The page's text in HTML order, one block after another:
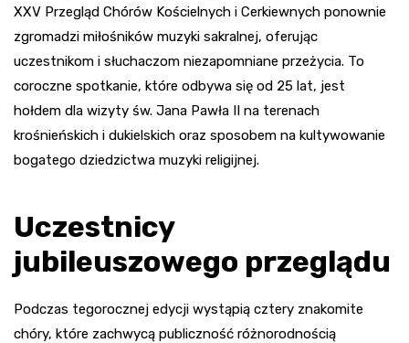
XXV Przegląd Chórów Kościelnych i Cerkiewnych ponownie
zgromadzi miłośników muzyki sakralnej, oferując
uczestnikom i słuchaczom niezapomniane przeżycia. To
coroczne spotkanie, które odbywa się od 25 lat, jest
hołdem dla wizyty św. Jana Pawła II na terenach
krośnieńskich i dukielskich oraz sposobem na kultywowanie
bogatego dziedzictwa muzyki religijnej.
Uczestnicy
jubileuszowego przeglądu
Podczas tegorocznej edycji wystąpią cztery znakomite
chóry, które zachwycą publiczność różnorodnością